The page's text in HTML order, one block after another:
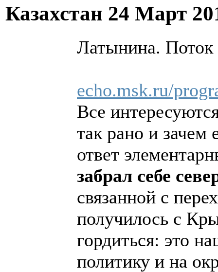
Казахстан 24 Март
Латынина. Поток
echo.msk.ru/
Все
так рано и
ответ
забрал себе
связанной с
получилось с
гордиться: это
политику и на